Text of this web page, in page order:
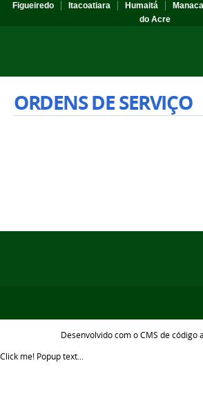
Figueiredo
Itacoatiara Humaitá
do Acre
ORDENS DE SERVIÇO
Desenvolvido com o CMS de código
Click me! Popup text...